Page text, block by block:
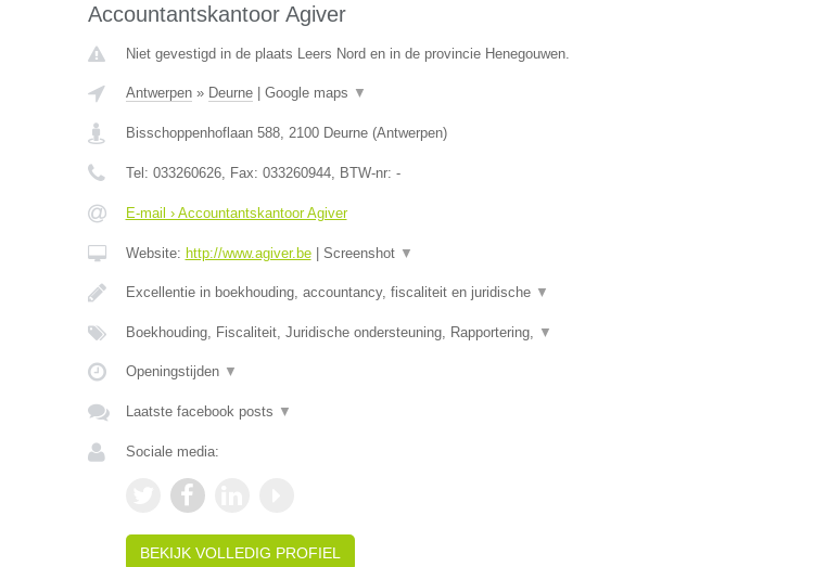
Accountantskantoor Agiver
Niet gevestigd in de plaats Leers Nord en in de provincie Henegouwen.
Antwerpen» Deurne| Google maps ▼
Bisschoppenhoflaan 588, 2100 Deurne(Antwerpen)
Tel: 033260626, Fax: 033260944, BTW-nr: -
E-mail › Accountantskantoor Agiver
Website: http://www.agiver.be| Screenshot ▼
Excellentie in boekhouding, accountancy, fiscaliteit en juridische ▼
Boekhouding, Fiscaliteit, Juridische ondersteuning, Rapportering, ▼
Openingstijden ▼
Laatste facebook posts ▼
Sociale media:
BEKIJK VOLLEDIG PROFIEL